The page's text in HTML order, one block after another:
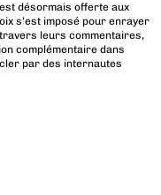
désormais offerte aux
s’est imposé pour enrayer
leurs commentaires,
complémentaire dans
par des internautes